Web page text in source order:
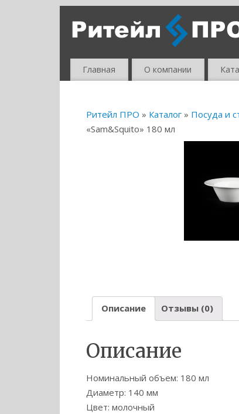
Главная О компании
Ритейл ПРО » Каталог » Посуда и
«Sam&Squito» 180 мл
Описание Отзывы (0)
Описание
Номинальный объем: 180 мл
Диаметр: 140 мм
Цвет: молочный